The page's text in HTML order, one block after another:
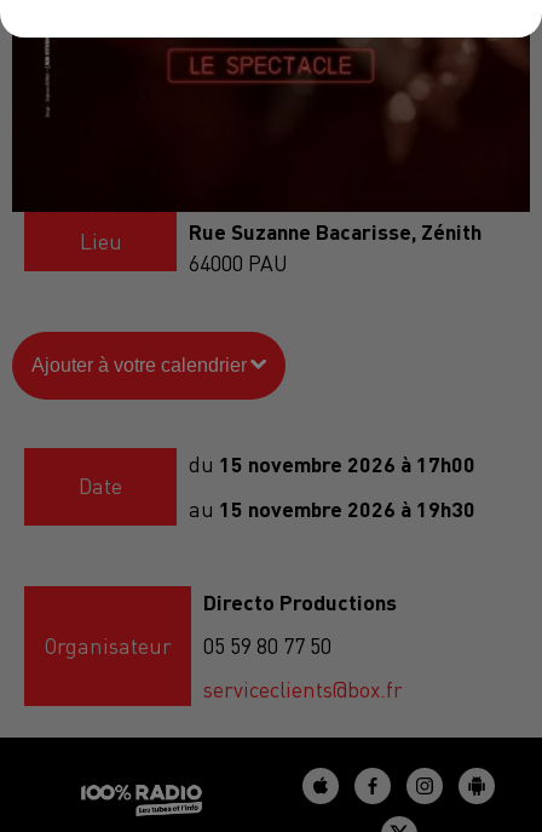
Lieu Rue Suzanne Bacarisse, Zénith
64000 PAU
Ajouter à votre calendrier
Date
du 15 novembre 2026 à 17h00
au 15 novembre 2026 à 19h30
Organisateur
Directo Productions
05 59 80 77 50
serviceclients@box.fr